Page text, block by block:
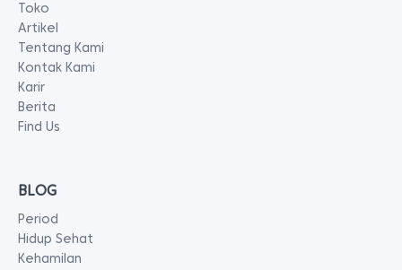
Toko
Artikel
Tentang Kami
Kontak Kami
Karir
Berita
Find Us
BLOG
Period
Hidup Sehat
Kehamilan